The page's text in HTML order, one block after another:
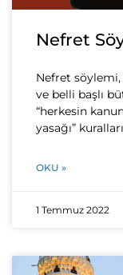
Nefret
Nefret
ve belli başlı
“herkesin
yasağı”
OKU »
1 Temmuz 2022